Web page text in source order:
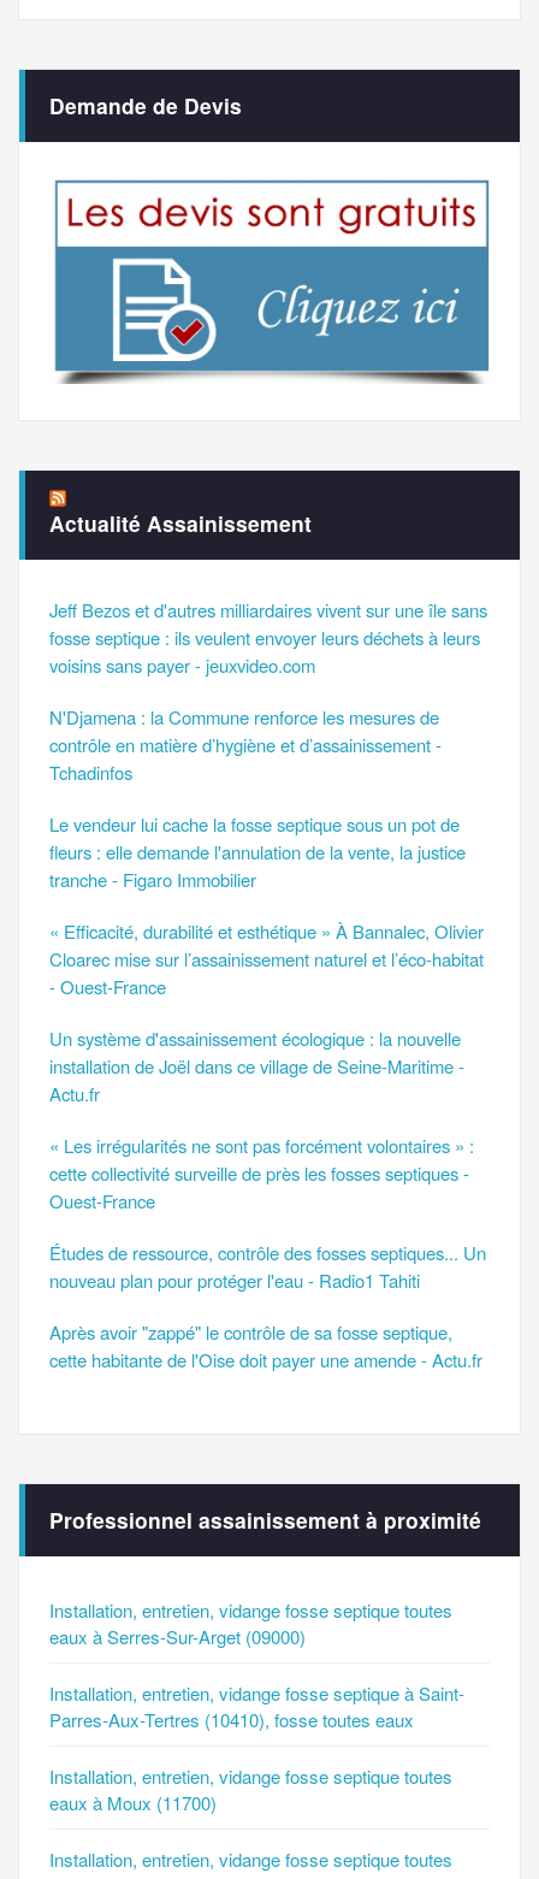
Demande de Devis
Actualité Assainissement
Jeff Bezos et d'autres milliardaires vivent sur une île sans
fosse septique : ils veulent envoyer leurs déchets à leurs
voisins sans payer - jeuxvideo.com
N'Djamena : la Commune renforce les mesures de
contrôle en matière d’hygiène et d’assainissement -
Tchadinfos
Le vendeur lui cache la fosse septique sous un pot de
fleurs : elle demande l'annulation de la vente, la justice
tranche - Figaro Immobilier
« Efficacité, durabilité et esthétique » À Bannalec, Olivier
Cloarec mise sur l’assainissement naturel et l’éco-habitat
- Ouest-France
Un système d'assainissement écologique : la nouvelle
installation de Joël dans ce village de Seine-Maritime -
Actu.fr
« Les irrégularités ne sont pas forcément volontaires » :
cette collectivité surveille de près les fosses septiques -
Ouest-France
Études de ressource, contrôle des fosses septiques... Un
nouveau plan pour protéger l'eau - Radio1 Tahiti
Après avoir "zappé" le contrôle de sa fosse septique,
cette habitante de l'Oise doit payer une amende - Actu.fr
Professionnel assainissement à proximité
Installation, entretien, vidange fosse septique toutes
eaux à Serres-Sur-Arget (09000)
Installation, entretien, vidange fosse septique à Saint-
Parres-Aux-Tertres (10410), fosse toutes eaux
Installation, entretien, vidange fosse septique toutes
eaux à Moux (11700)
Installation, entretien, vidange fosse septique toutes